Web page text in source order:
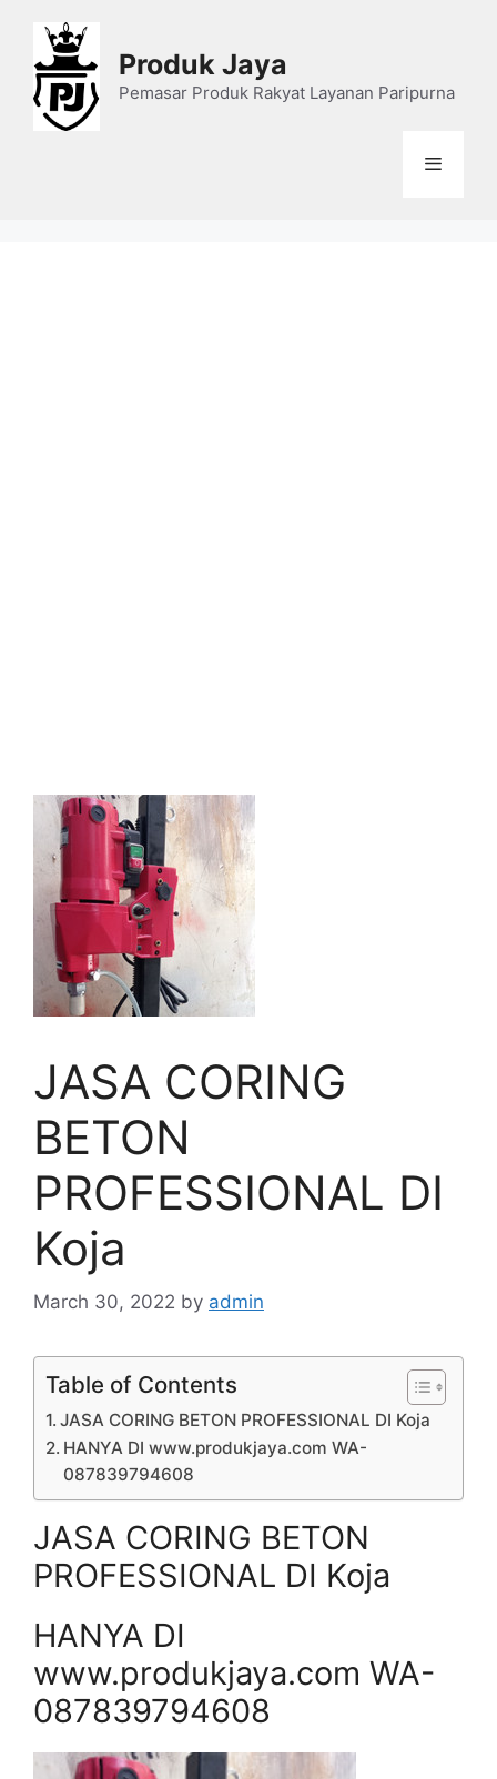
content
Produk Jaya
Pemasar Produk Rakyat Layanan Paripurna
Menu
JASA CORING
BETON
PROFESSIONAL DI
Koja
March 30, 2022 by admin
Table of Contents
JASA CORING BETON PROFESSIONAL DI Koja
HANYA DI www.produkjaya.com WA-
087839794608
JASA CORING BETON
PROFESSIONAL DI Koja
HANYA DI
www.produkjaya.com WA-
087839794608